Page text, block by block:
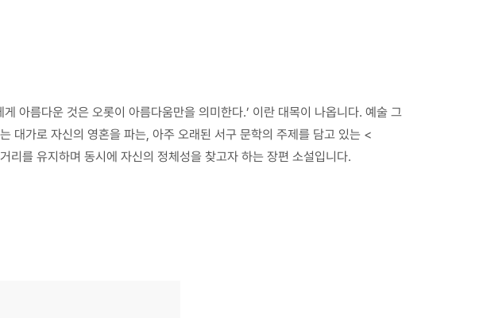
아름다운 것은 오롯이 아름다움만을 의미한다.’ 이란 대목이 나옵니다. 예술 그
대가로 자신의 영혼을 파는, 아주 오래된 서구 문학의 주제를 담고 있는 <
를 유지하며 동시에 자신의 정체성을 찾고자 하는 장편 소설입니다.